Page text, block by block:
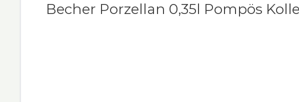
Becher Porzellan 0,35l Pompös